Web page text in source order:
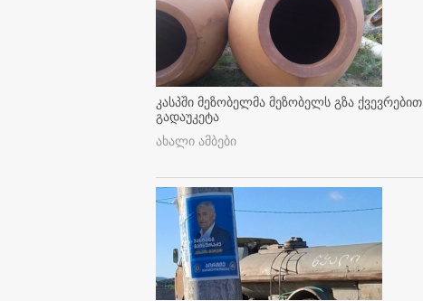
კასპში მეზობელმა მეზობელს გზა ქვევრებით
გადაუკეტა
ახალი ამბები